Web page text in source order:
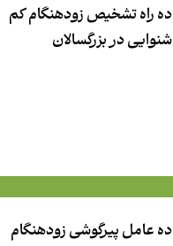
ده راه تشخیص زودهنگام کم
شنوايي در بزرگسالان
ده عامل پيرگوشي زودهنگام